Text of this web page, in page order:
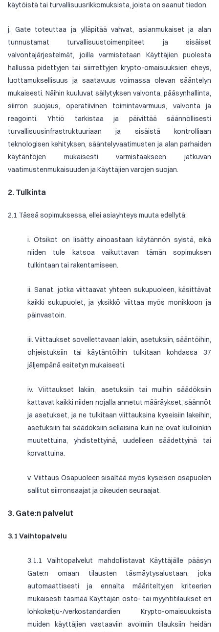
käytöistä tai turvallisuusrikkomuksista, joista on saanut tiedon.
j. Gate toteuttaa ja ylläpitää vahvat, asianmukaiset ja alan
tunnustamat turvallisuustoimenpiteet ja sisäiset
valvontajärjestelmät, joilla varmistetaan Käyttäjien puolesta
hallussa pidettyjen tai siirrettyjen krypto-omaisuuksien eheys,
luottamuksellisuus ja saatavuus voimassa olevan sääntelyn
mukaisesti. Näihin kuuluvat säilytyksen valvonta, pääsynhallinta,
siirron suojaus, operatiivinen toimintavarmuus, valvonta ja
reagointi. Yhtiö tarkistaa ja päivittää säännöllisesti
turvallisuusinfrastruktuuriaan ja sisäistä kontrolliaan
teknologisen kehityksen, sääntelyvaatimusten ja alan parhaiden
käytäntöjen mukaisesti varmistaakseen jatkuvan
vaatimustenmukaisuuden ja Käyttäjien varojen suojan.
2. Tulkinta
2.1 Tässä sopimuksessa, ellei asiayhteys muuta edellytä:
i. Otsikot on lisätty ainoastaan käytännön syistä, eikä
niiden tule katsoa vaikuttavan tämän sopimuksen
tulkintaan tai rakentamiseen.
ii. Sanat, jotka viittaavat yhteen sukupuoleen, käsittävät
kaikki sukupuolet, ja yksikkö viittaa myös monikkoon ja
päinvastoin.
iii. Viittaukset sovellettavaan lakiin, asetuksiin, sääntöihin,
ohjeistuksiin tai käytäntöihin tulkitaan kohdassa 37
jäljempänä esitetyn mukaisesti.
iv. Viittaukset lakiin, asetuksiin tai muihin säädöksiin
kattavat kaikki niiden nojalla annetut määräykset, säännöt
ja asetukset, ja ne tulkitaan viittauksina kyseisiin lakeihin,
asetuksiin tai säädöksiin sellaisina kuin ne ovat kulloinkin
muutettuina, yhdistettyinä, uudelleen säädettyinä tai
korvattuina.
v. Viittaus Osapuoleen sisältää myös kyseisen osapuolen
sallitut siirronsaajat ja oikeuden seuraajat.
3. Gate:n palvelut
3.1 Vaihtopalvelu
3.1.1 Vaihtopalvelut mahdollistavat Käyttäjälle pääsyn
Gate:n omaan tilausten täsmäytysalustaan, joka
automaattisesti ja ennalta määriteltyjen kriteerien
mukaisesti täsmää Käyttäjän osto- tai myyntitilaukset eri
lohkoketju-/verkostandardien Krypto-omaisuuksista
muiden käyttäjien vastaaviin avoimiin tilauksiin heidän